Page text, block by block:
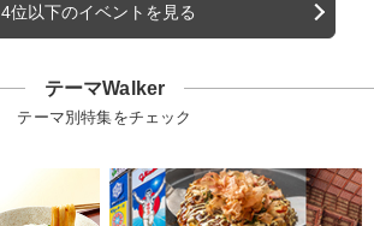
4位以下のイベントを見る
テーマWalker
テーマ別特集をチェック